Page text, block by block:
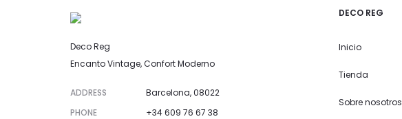
Deco Reg
Encanto Vintage, Confort Moderno
ADDRESS
Barcelona, 08022
PHONE
+34 609 76 67 38
DECO REG
Inicio
Tienda
Sobre nosotros